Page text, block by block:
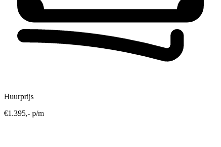
Huurprijs
€1.395,- p/m